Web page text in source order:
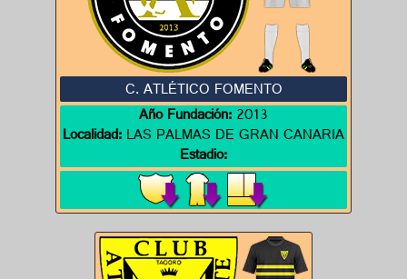
C. ATLÉTICO FOMENTO
Año Fundación:2013
Localidad:LAS PALMAS DE GRAN CANARIA
Estadio: